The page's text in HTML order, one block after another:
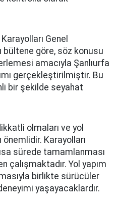
Genel
bültene göre, söz konusu
amacıyla Şanlıurfa
gerçekleştirilmiştir. Bu
bir şekilde seyahat
olmaları ve yol
Karayolları
sürede tamamlanması
çalışmaktadır. Yol yapım
birlikte sürücüler
yaşayacaklardır.